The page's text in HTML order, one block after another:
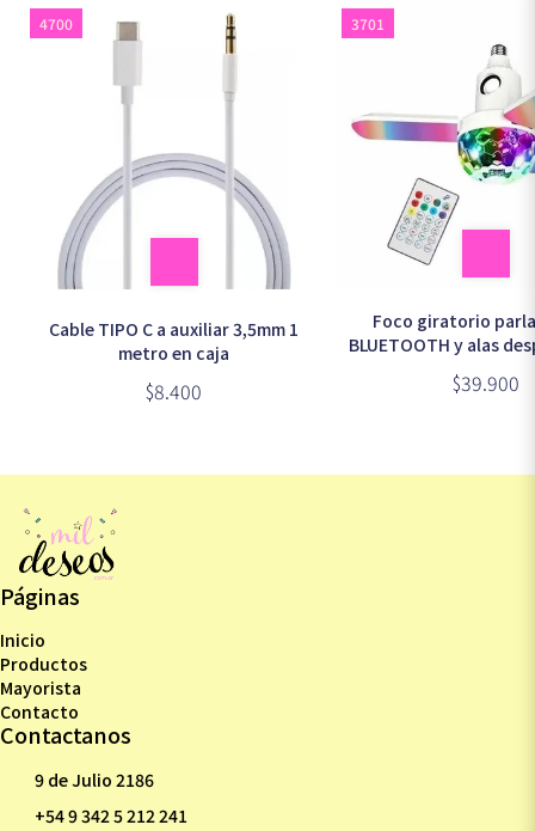
4700
Cable TIPO C a auxiliar 3,5mm 1
metro en caja
$8.400
3701
Foco giratorio
BLUETOOTH y alas
$39.900
Páginas
Inicio
Productos
Mayorista
Contacto
Contactanos
9 de Julio 2186
+54 9 342 5 212 241